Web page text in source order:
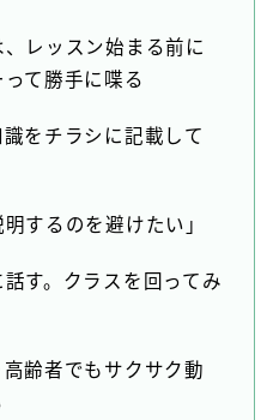
レッスン始まる前に
て勝手に喋る
をチラシに記載して
するのを避けたい」
す。クラスを回ってみ
齢者でもサクサク動